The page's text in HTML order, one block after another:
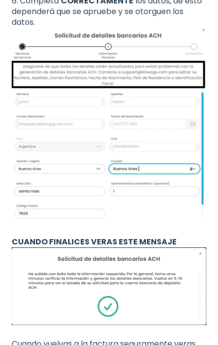
dependerá que se apruebe y se otorguen los
datos.
CUANDO FINALICES VERAS ESTE MENSAJE